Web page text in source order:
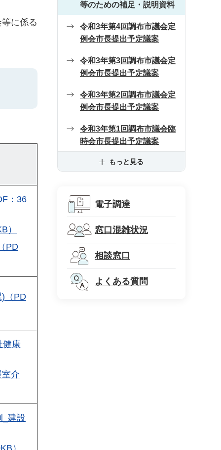
に係る
：36
）
PD
（PD
健康
介
_建設
）
等のための補足・説明資料
令和3年第4回調布市議会定
例会市長提出予定議案
令和3年第3回調布市議会定
例会市長提出予定議案
令和3年第2回調布市議会定
例会市長提出予定議案
令和3年第1回調布市議会臨
時会市長提出予定議案
もっと見る
電子調達
窓口混雑状況
相談窓口
よくある質問